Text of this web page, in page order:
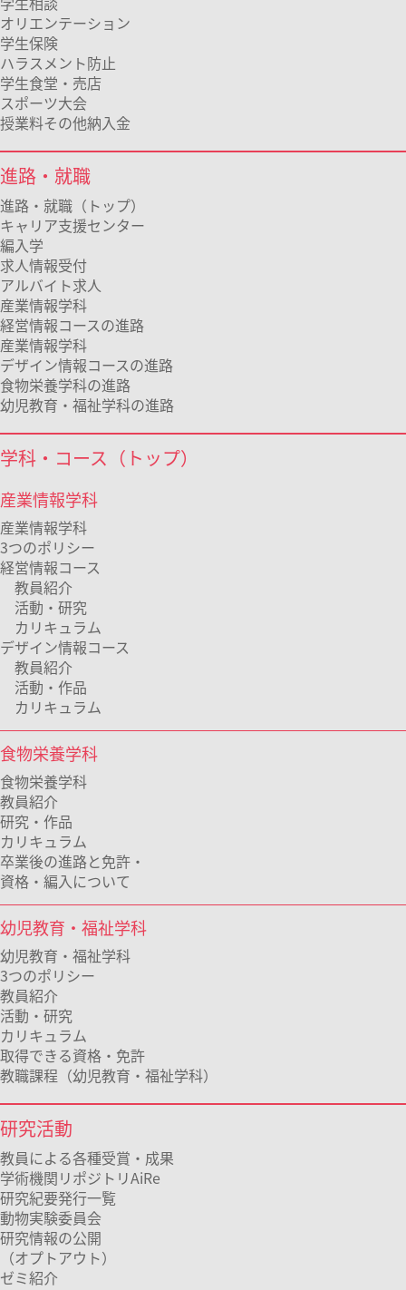
オリエンテーション
学生保険
ハラスメント防止
学生食堂・売店
スポーツ大会
授業料その他納入金
進路・就職
進路・就職（トップ）
キャリア支援センター
編入学
求人情報受付
アルバイト求人
産業情報学科
経営情報コースの進路
産業情報学科
デザイン情報コースの進路
食物栄養学科の進路
幼児教育・福祉学科の進路
学科・コース（トップ）
産業情報学科
産業情報学科
3つのポリシー
経営情報コース
教員紹介
活動・研究
カリキュラム
デザイン情報コース
教員紹介
活動・作品
カリキュラム
食物栄養学科
食物栄養学科
教員紹介
研究・作品
カリキュラム
卒業後の進路と免許・
資格・編入について
幼児教育・福祉学科
幼児教育・福祉学科
3つのポリシー
教員紹介
活動・研究
カリキュラム
取得できる資格・免許
教職課程（幼児教育・福祉学科）
研究活動
教員による各種受賞・成果
学術機関リポジトリAiRe
研究紀要発行一覧
動物実験委員会
研究情報の公開
（オプトアウト）
ゼミ紹介